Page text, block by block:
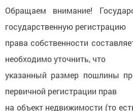
Обращаем внимание!
государственную регистрацию
права собственности
необходимо уточнить, что
указанный размер пошлины
первичной регистрации прав
на объект недвижимости (то